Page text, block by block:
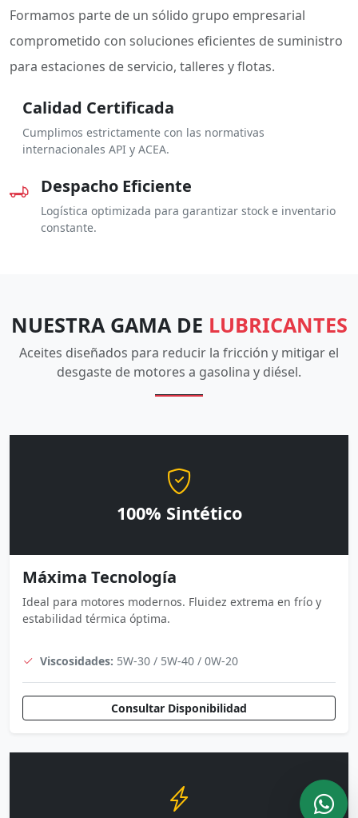
Formamos parte de un sólido grupo empresarial
comprometido con soluciones eficientes de suministro
para estaciones de servicio, talleres y flotas.
Calidad Certificada
Cumplimos estrictamente con las normativas
internacionales API y ACEA.
Despacho Eficiente
Logística optimizada para garantizar stock e inventario
constante.
NUESTRA GAMA DE LUBRICANTES
Aceites diseñados para reducir la fricción y mitigar el
desgaste de motores a gasolina y diésel.
100% Sintético
Máxima Tecnología
Ideal para motores modernos. Fluidez extrema en frío y
estabilidad térmica óptima.
Viscosidades: 5W-30 / 5W-40 / 0W-20
Consultar Disponibilidad